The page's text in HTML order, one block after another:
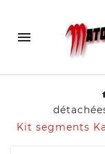

Kit segments